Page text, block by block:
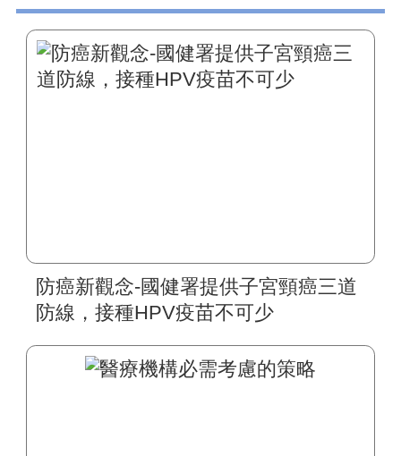
防癌新觀念-國健署提供子宮頸癌三道
防線，接種HPV疫苗不可少